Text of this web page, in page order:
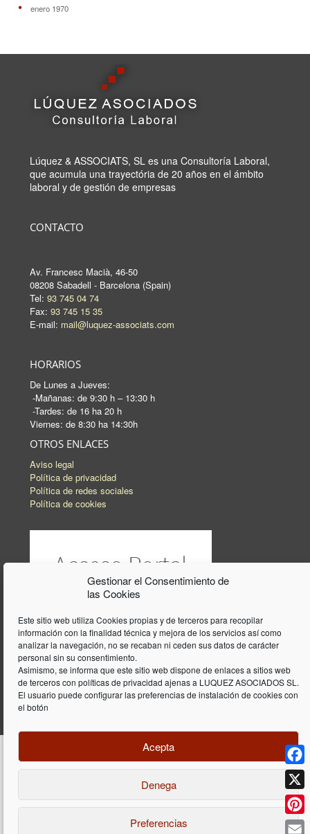
Gestionar el Consentimiento de
las Cookies
Este sitio web utiliza Cookies propias y de terceros para recopilar
información con la finalidad técnica y mejora de los servicios así como
analizar la navegación, no se recaban ni ceden sus datos de carácter
personal sin su consentimiento.
Asimismo, se informa que este sitio web dispone de enlaces a sitios web
de terceros con políticas de privacidad ajenas a LUQUEZ ASOCIADOS SL.
El usuario puede configurar las preferencias de instalación de cookies con
el botón
Acepta
Denega
Preferencias
enero 1970
Lúquez & ASSOCIATS, SL es una Consultoría Laboral,
que acumula una trayectória de 20 años en el ámbito
laboral y de gestión de empresas
CONTACTO
Av. Francesc Macià, 46-50
08208 Sabadell - Barcelona (Spain)
Tel: 93 745 04 74
Fax: 93 745 15 35
E-mail: mail@luquez-associats.com
HORARIOS
De Lunes a Jueves:
-Mañanas: de 9:30 h – 13:30 h
-Tardes: de 16 ha 20 h
Viernes: de 8:30 ha 14:30h
OTROS ENLACES
Aviso legal
Política de privacidad
Política de redes sociales
Política de cookies
Diseño y programación web porDieres.com
| Lúquez Associats SL | ©
X